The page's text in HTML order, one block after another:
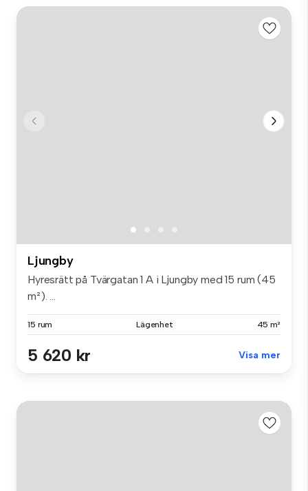
Ljungby
Hyresrätt på Tvärgatan 1 A i Ljungby med 15 rum (45
m²). ...
15 rum Lägenhet 45 m²
5 620 kr Visa mer